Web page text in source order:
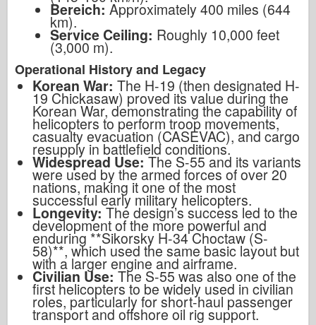
Bereich: Approximately 400 miles (644
km).
Service Ceiling: Roughly 10,000 feet
(3,000 m).
Operational History and Legacy
Korean War: The H-19 (then designated H-
19 Chickasaw) proved its value during the
Korean War, demonstrating the capability of
helicopters to perform troop movements,
casualty evacuation (CASEVAC), and cargo
resupply in battlefield conditions.
Widespread Use: The S-55 and its variants
were used by the armed forces of over 20
nations, making it one of the most
successful early military helicopters.
Longevity: The design’s success led to the
development of the more powerful and
enduring **Sikorsky H-34 Choctaw (S-
58)**, which used the same basic layout but
with a larger engine and airframe.
Civilian Use:The S-55 was also one of the
first helicopters to be widely used in civilian
roles, particularly for short-haul passenger
transport and offshore oil rig support.